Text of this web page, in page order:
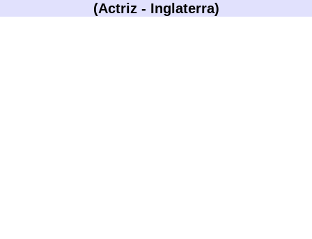
(Actriz - Inglaterra)